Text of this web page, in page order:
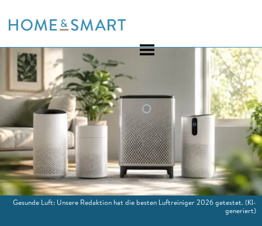
to
Gesunde Luft: Unsere Redaktion hat die besten Luftreiniger 2026 getestet.(KI-
generiert)